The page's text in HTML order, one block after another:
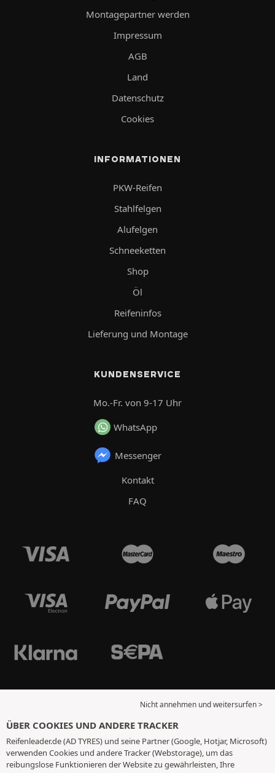
Montagepartner werden
Impressum
AGB
Land
Datenschutz
Cookies
INFORMATIONEN
PKW-Reifen
Stahlfelgen
Alufelgen
Schneeketten
Shop
Öl
Reifeninfos
Lieferung und Montage
KUNDENSERVICE
Mo.-Fr. von 9-17 Uhr
WhatsApp
Messenger
Kontakt
FAQ
Nicht annehmen und weitersurfen >
ÜBER COOKIES UND ANDERE TRACKER
Reifenleader.de (AD TYRES) und seine Partner (Google, Hotjar, Microsoft)
verwenden Cookies und andere Tracker (Webstorage), um das
reibungslose Funktionieren der Website zu gewährleisten, Ihre